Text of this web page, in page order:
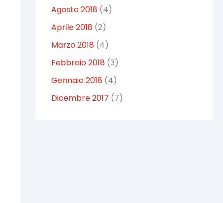
Agosto 2018 (4)
Aprile 2018 (2)
Marzo 2018 (4)
Febbraio 2018 (3)
Gennaio 2018 (4)
Dicembre 2017 (7)